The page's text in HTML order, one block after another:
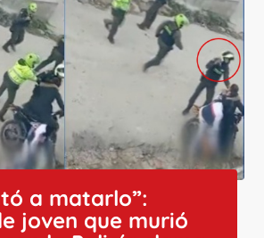
a matarlo”:
joven que murió